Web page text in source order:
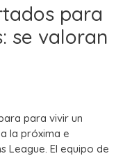
para
se valoran
para vivir un
la próxima e
League. El equipo de